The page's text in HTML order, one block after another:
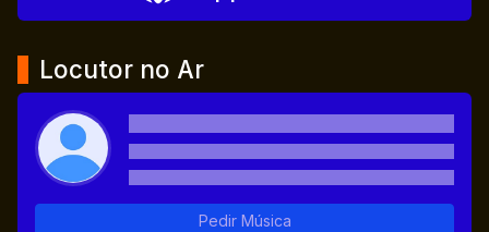
Locutor no Ar
Pedir Música